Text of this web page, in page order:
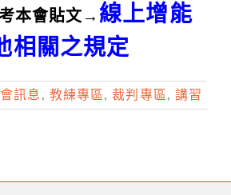
本會貼文→ 線上增能
相關之規定
訊息 , 教練專區,裁判專區, 講習